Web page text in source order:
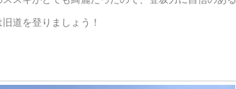
道を登りましょう！